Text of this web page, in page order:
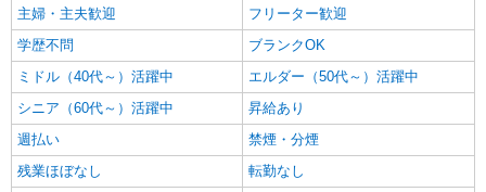
時給2400円〜3000円＜交通費全額支給(ガソリ
ン代含む)/日払い可/週払い可＞
東京都杉並区
キープ
派遣社員
株式会社kotrio /●SW-H2-2024307
主婦・主夫歓迎
フリーター歓迎
学歴不問
ブランクOK
ミドル（40代～）活躍中
エルダー（50代～）活躍中
シニア（60代～）活躍中
昇給あり
週払い
禁煙・分煙
残業ほぼなし
転勤なし